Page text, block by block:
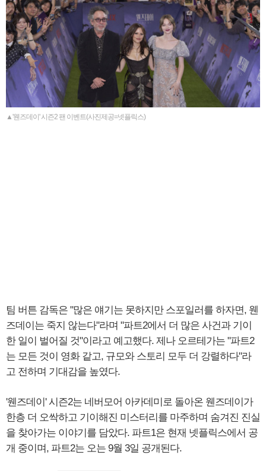
▲'웬즈데이' 시즌2 팬 이벤트(사진제공=넷플릭스)
팀 버튼 감독은 "많은 얘기는 못하지만 스포일러를 하자면, 웬
즈데이는 죽지 않는다"라며 "파트2에서 더 많은 사건과 기이
한 일이 벌어질 것"이라고 예고했다. 제나 오르테가는 "파트2
는 모든 것이 영화 같고, 규모와 스토리 모두 더 강렬하다"라
고 전하며 기대감을 높였다.
'웬즈데이' 시즌2는 네버모어 아카데미로 돌아온 웬즈데이가
한층 더 오싹하고 기이해진 미스터리를 마주하며 숨겨진 진실
을 찾아가는 이야기를 담았다. 파트1은 현재 넷플릭스에서 공
개 중이며, 파트2는 오는 9월 3일 공개된다.